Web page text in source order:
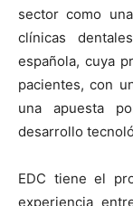
sector como
clínicas
española, cuya
pacientes, con
una apuesta
desarrollo
EDC tiene el
experiencia